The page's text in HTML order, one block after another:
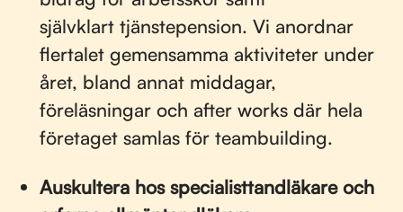
självklart tjänstepension. Vi anordnar
flertalet gemensamma aktiviteter under
året, bland annat middagar,
föreläsningar och after works där hela
företaget samlas för teambuilding.
Auskultera hos specialisttandläkare och